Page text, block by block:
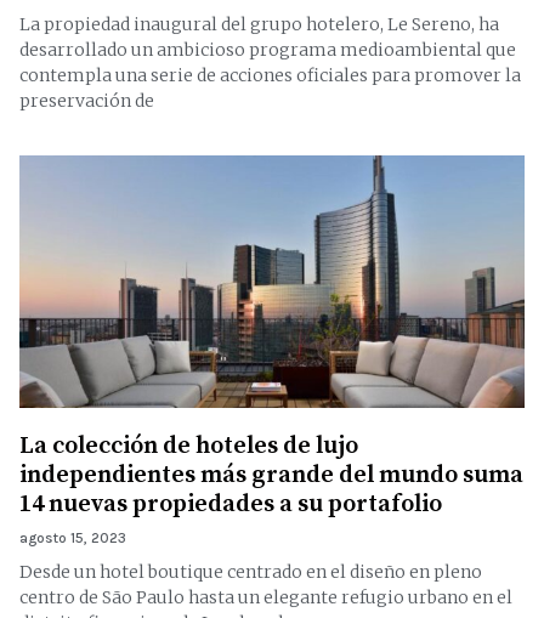
La propiedad inaugural del grupo hotelero, Le Sereno, ha
desarrollado un ambicioso programa medioambiental que
contempla una serie de acciones oficiales para promover la
preservación de
La colección de hoteles de lujo
independientes más grande del mundo suma
14 nuevas propiedades a su portafolio
agosto 15, 2023
Desde un hotel boutique centrado en el diseño en pleno
centro de São Paulo hasta un elegante refugio urbano en el